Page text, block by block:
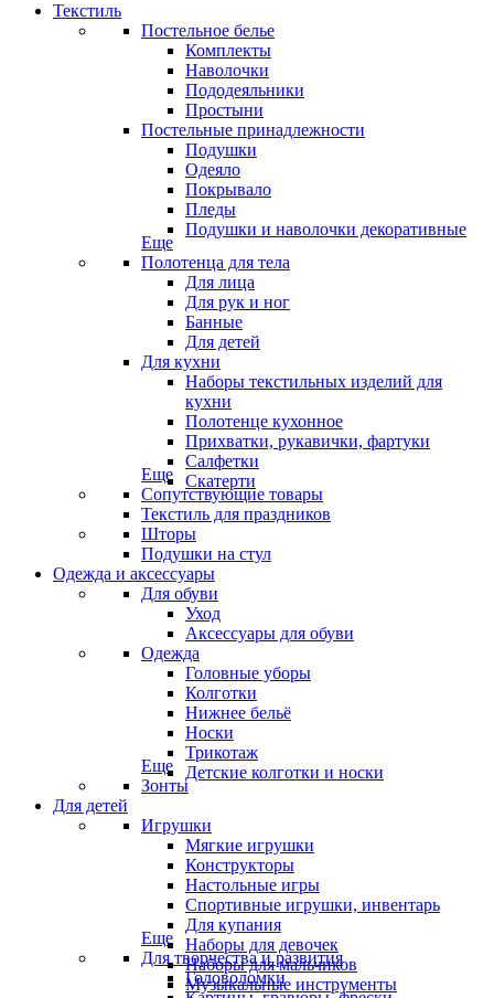
Текстиль
Постельное белье
Комплекты
Наволочки
Пододеяльники
Простыни
Постельные принадлежности
Подушки
Одеяло
Покрывало
Пледы
Подушки и наволочки декоративные
Еще
Полотенца для тела
Для лица
Для рук и ног
Банные
Для детей
Для кухни
Наборы текстильных изделий для
кухни
Полотенце кухонное
Прихватки, рукавички, фартуки
Салфетки
Скатерти
Еще
Сопутствующие товары
Текстиль для праздников
Шторы
Подушки на стул
Одежда и аксессуары
Для обуви
Уход
Аксессуары для обуви
Одежда
Головные уборы
Колготки
Нижнее бельё
Носки
Трикотаж
Детские колготки и носки
Еще
Зонты
Для детей
Игрушки
Мягкие игрушки
Конструкторы
Настольные игры
Спортивные игрушки, инвентарь
Для купания
Наборы для девочек
Наборы для мальчиков
Музыкальные инструменты
Еще
Для творчества и развития
Головоломки